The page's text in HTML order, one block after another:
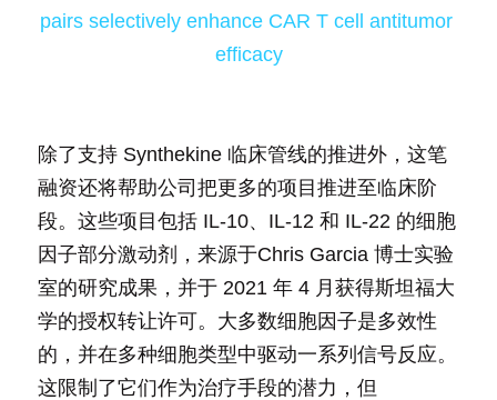
pairs selectively enhance CAR T cell antitumor
efficacy
除了支持 Synthekine 临床管线的推进外，这笔
融资还将帮助公司把更多的项目推进至临床阶
段。这些项目包括 IL-10、IL-12 和 IL-22 的细胞
因子部分激动剂，来源于Chris Garcia 博士实验
室的研究成果，并于 2021 年 4 月获得斯坦福大
学的授权转让许可。大多数细胞因子是多效性
的，并在多种细胞类型中驱动一系列信号反应。
这限制了它们作为治疗手段的潜力，但